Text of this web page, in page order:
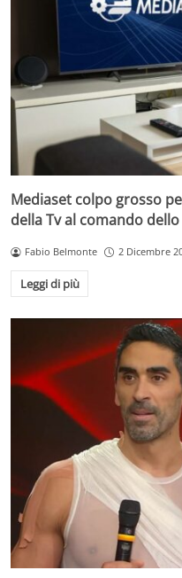
Mediaset colpo grosso
della Tv al comando
Fabio Belmonte 2 Dicembre
Leggi di più